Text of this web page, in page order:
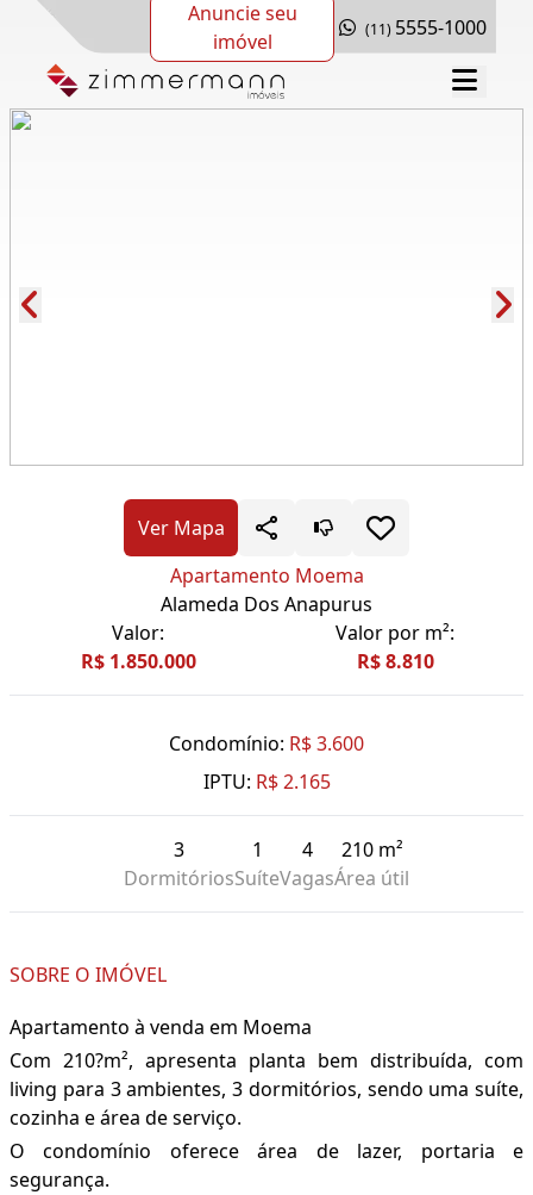
Anuncie seu
imóvel
(11) 5555-1000
Ver Mapa
Apartamento Moema
Alameda Dos Anapurus
Valor:
R$ 1.850.000
Valor por m²:
R$ 8.810
Condomínio: R$ 3.600
IPTU: R$ 2.165
3
Dormitórios
1
Suíte
4
Vagas
210 m²
Área útil
SOBRE O IMÓVEL
Apartamento à venda em Moema
Com 210?m², apresenta planta bem distribuída, com
living para 3 ambientes, 3 dormitórios, sendo uma suíte,
cozinha e área de serviço.
O condomínio oferece área de lazer, portaria e
segurança.